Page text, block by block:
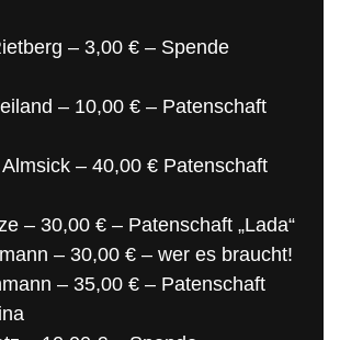
– 3,00 € – Spende
– 10,00 € – Patenschaft
– 40,00 € Patenschaft
– 30,00 € – Patenschaft „Lada“
– 30,00 € – wer es braucht!
– 35,00 € – Patenschaft